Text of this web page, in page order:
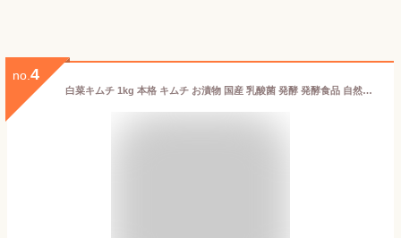
no. 4
白菜キムチ 1kg 本格 キムチ お漬物 国産 乳酸菌 発酵 発酵食品 自然発酵 ギフト ご飯のお供 韓国 唐辛子 キムチ鍋 株漬け 手塗り ポギキムチ 【送料無料(北海道・沖縄を除く)